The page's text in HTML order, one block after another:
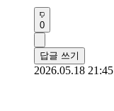
0
답글 쓰기
2026.05.18 21:45